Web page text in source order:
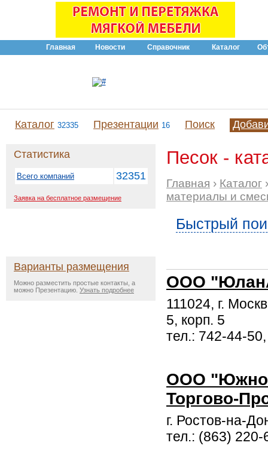
Главная Новости Справочник Каталог
Каталог 32335 Презентации 16 Поиск
Статистика
Всего компаний 32351
Заявка на бесплатное размещение
Варианты размещения
Можно разместить простые контакты, а
можно Презентацию. Узнать подробнее
Песок -
Главная › Каталог
материалы и
Быстрый
ООО
111024, г.
5, корп. 5
тел.: 742-44-
ООО "Южно-
Торгово-
г. Ростов-на-
тел.: (863) 220-